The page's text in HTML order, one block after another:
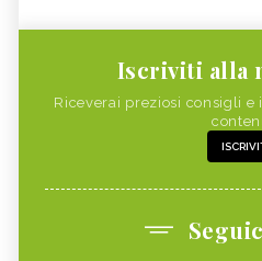
Iscriviti alla
Riceverai preziosi consigli